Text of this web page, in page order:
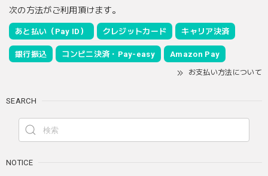
次の方法がご利用頂けます。
あと払い（Pay ID） クレジットカード キャリア決済
銀行振込 コンビニ決済・Pay-easy Amazon Pay
お支払い方法について
SEARCH
NOTICE